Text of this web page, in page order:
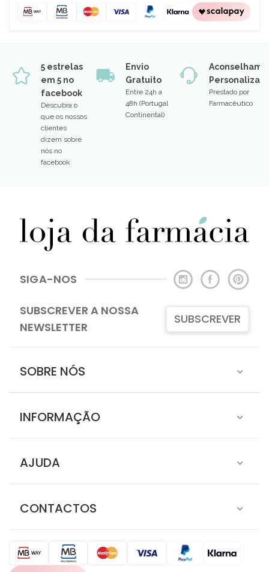
5 estrelas
em 5 no
facebook
Descubra o
que os nossos
clientes
dizem sobre
nós no
facebook
Envio
Gratuito
Entre 24h a
48h (Portugal
Continental)
Prestado por
Farmacêutico
SIGA-NOS
SUBSCREVER A NOSSA
NEWSLETTER
SUBSCREVER
SOBRE NÓS
INFORMAÇÃO
AJUDA
CONTACTOS